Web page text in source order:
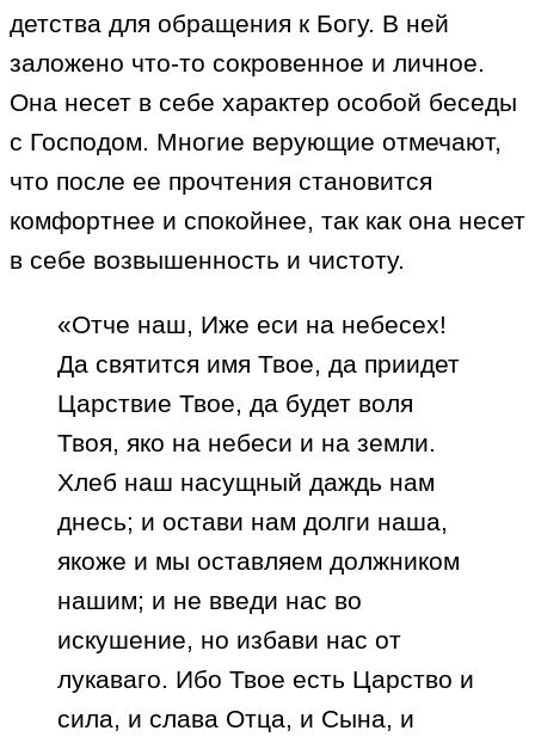
детства для обращения к Богу. В ней
заложено что-то сокровенное и личное.
Она несет в себе характер особой беседы
с Господом. Многие верующие отмечают,
что после ее прочтения становится
комфортнее и спокойнее, так как она несет
в себе возвышенность и чистоту.
«Отче наш, Иже еси на небесех!
Да святится имя Твое, да приидет
Царствие Твое, да будет воля
Твоя, яко на небеси и на земли.
Хлеб наш насущный даждь нам
днесь; и остави нам долги наша,
якоже и мы оставляем должником
нашим; и не введи нас во
искушение, но избави нас от
лукаваго. Ибо Твое есть Царство и
сила, и слава Отца, и Сына, и